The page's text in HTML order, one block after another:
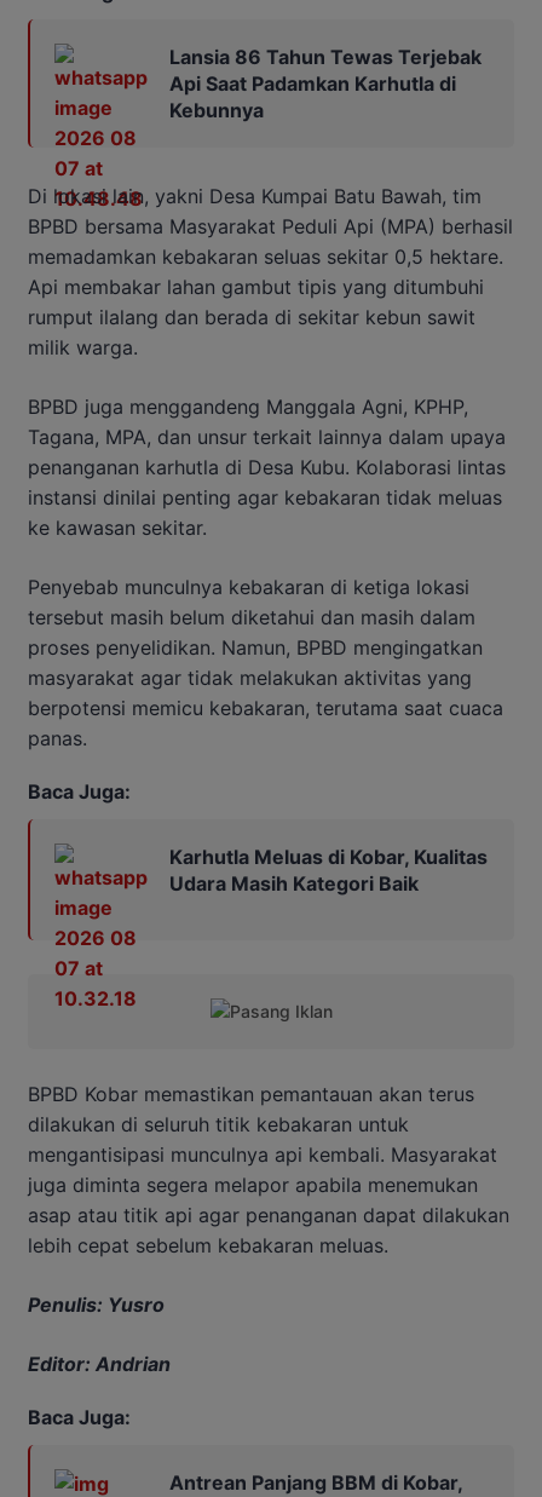
Lansia 86 Tahun Tewas Terjebak
Api Saat Padamkan Karhutla di
Kebunnya
Di lokasi lain, yakni Desa Kumpai Batu Bawah, tim
BPBD bersama Masyarakat Peduli Api (MPA) berhasil
memadamkan kebakaran seluas sekitar 0,5 hektare.
Api membakar lahan gambut tipis yang ditumbuhi
rumput ilalang dan berada di sekitar kebun sawit
milik warga.
BPBD juga menggandeng Manggala Agni, KPHP,
Tagana, MPA, dan unsur terkait lainnya dalam upaya
penanganan karhutla di Desa Kubu. Kolaborasi lintas
instansi dinilai penting agar kebakaran tidak meluas
ke kawasan sekitar.
Penyebab munculnya kebakaran di ketiga lokasi
tersebut masih belum diketahui dan masih dalam
proses penyelidikan. Namun, BPBD mengingatkan
masyarakat agar tidak melakukan aktivitas yang
berpotensi memicu kebakaran, terutama saat cuaca
panas.
Baca Juga:
Karhutla Meluas di Kobar, Kualitas
Udara Masih Kategori Baik
BPBD Kobar memastikan pemantauan akan terus
dilakukan di seluruh titik kebakaran untuk
mengantisipasi munculnya api kembali. Masyarakat
juga diminta segera melapor apabila menemukan
asap atau titik api agar penanganan dapat dilakukan
lebih cepat sebelum kebakaran meluas.
Penulis: Yusro
Editor: Andrian
Baca Juga:
Antrean Panjang BBM di Kobar,